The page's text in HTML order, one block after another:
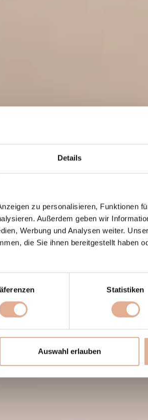
Details
zu personalisieren, Funktionen
Außerdem geben wir
Werbung und Analysen weiter.
die Sie ihnen bereitgestellt haben
Statistiken
Auswahl erlauben